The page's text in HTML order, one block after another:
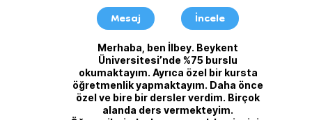
Mesaj İncele
Merhaba, ben İlbey. Beykent
Üniversitesi’nde %75 burslu
okumaktayım. Ayrıca özel bir kursta
öğretmenlik yapmaktayım. Daha önce
özel ve bire bir dersler verdim. Birçok
alanda ders vermekteyim.